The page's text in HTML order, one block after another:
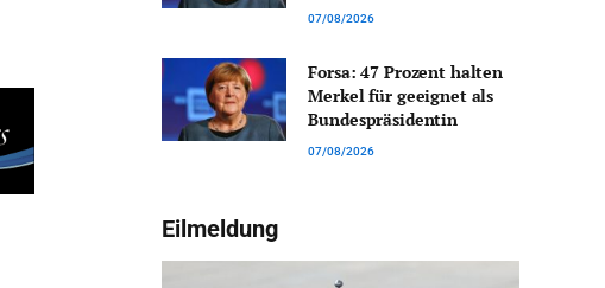
07/08/2026
Forsa: 47 Prozent halten
Merkel für geeignet als
Bundespräsidentin
07/08/2026
Eilmeldung